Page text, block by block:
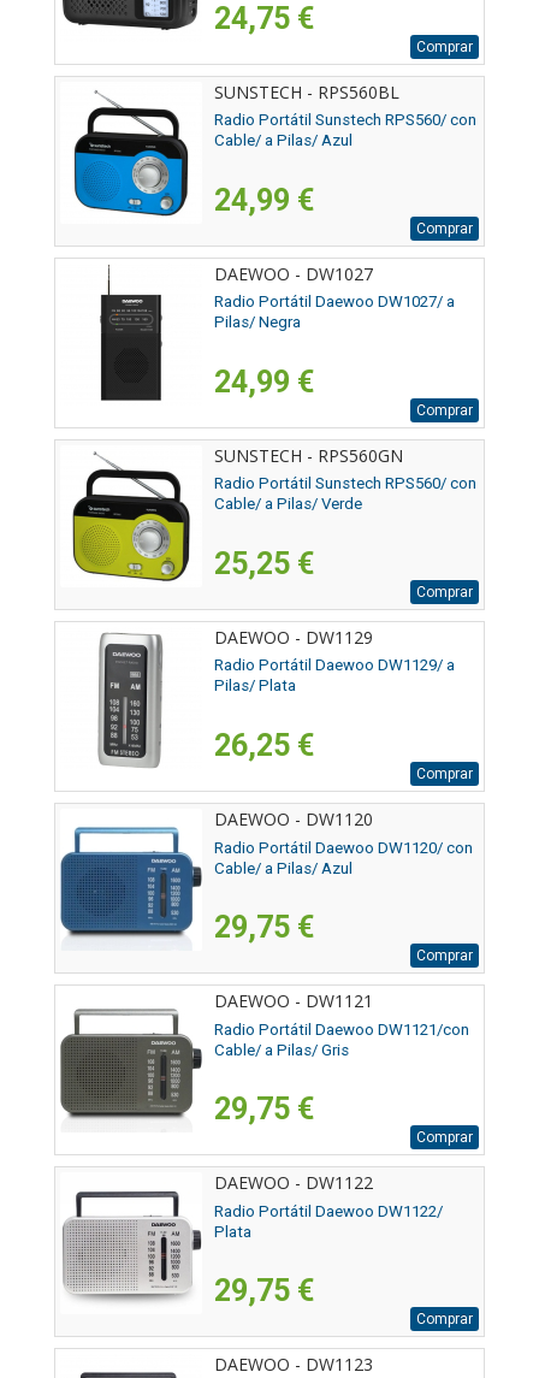
24,75 €
Comprar
SUNSTECH - RPS560BL
Radio Portátil Sunstech RPS560/ con
Cable/ a Pilas/ Azul
24,99 €
Comprar
DAEWOO - DW1027
Radio Portátil Daewoo DW1027/ a
Pilas/ Negra
24,99 €
Comprar
SUNSTECH - RPS560GN
Radio Portátil Sunstech RPS560/ con
Cable/ a Pilas/ Verde
25,25 €
Comprar
DAEWOO - DW1129
Radio Portátil Daewoo DW1129/ a
Pilas/ Plata
26,25 €
Comprar
DAEWOO - DW1120
Radio Portátil Daewoo DW1120/ con
Cable/ a Pilas/ Azul
29,75 €
Comprar
DAEWOO - DW1121
Radio Portátil Daewoo DW1121/con
Cable/ a Pilas/ Gris
29,75 €
Comprar
DAEWOO - DW1122
Radio Portátil Daewoo DW1122/
Plata
29,75 €
Comprar
DAEWOO - DW1123